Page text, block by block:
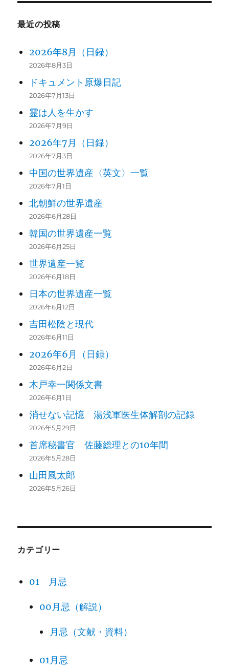
最近の投稿
2026年8月（日録）
2026年8月3日
ドキュメント原爆日記
2026年7月13日
霊は人を生かす
2026年7月9日
2026年7月（日録）
2026年7月3日
中国の世界遺産〈英文〉一覧
2026年7月1日
北朝鮮の世界遺産
2026年6月28日
韓国の世界遺産一覧
2026年6月25日
世界遺産一覧
2026年6月18日
日本の世界遺産一覧
2026年6月12日
吉田松陰と現代
2026年6月11日
2026年6月（日録）
2026年6月2日
木戸幸一関係文書
2026年6月1日
消せない記憶 湯浅軍医生体解剖の記録
2026年5月29日
首席秘書官 佐藤総理との10年間
2026年5月28日
山田風太郎
2026年5月26日
カテゴリー
01 月忌
00月忌（解説）
月忌（文献・資料）
01月忌